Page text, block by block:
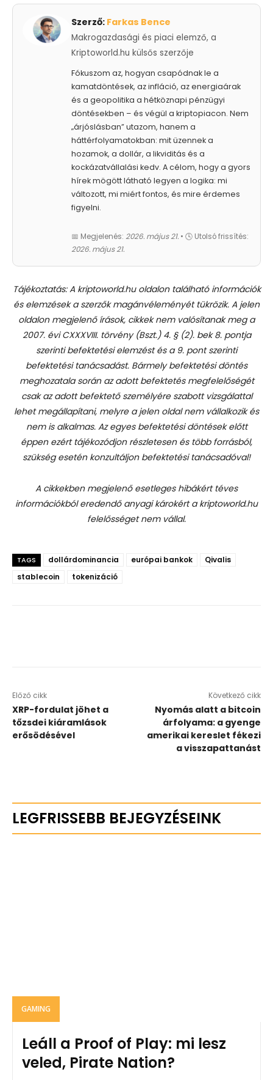
Szerző: Farkas Bence
Makrogazdasági és piaci elemző, a
Kriptoworld.hu külsős szerzője
Fókuszom az, hogyan csapódnak le a
kamatdöntések, az infláció, az energiaárak
és a geopolitika a hétköznapi pénzügyi
döntésekben – és végül a kriptopiacon. Nem
„árjóslásban” utazom, hanem a
háttérfolyamatokban: mit üzennek a
hozamok, a dollár, a likviditás és a
kockázatvállalási kedv. A célom, hogy a gyors
hírek mögött látható legyen a logika: mi
változott, mi miért fontos, és mire érdemes
figyelni.
📅 Megjelenés: 2026. május 21. • 🕓 Utolsó frissítés:
2026. május 21.
Tájékoztatás: A kriptoworld.hu oldalon található információk
és elemzések a szerzők magánvéleményét tükrözik. A jelen
oldalon megjelenő írások, cikkek nem valósítanak meg a
2007. évi CXXXVIII. törvény (Bszt.) 4. § (2). bek 8. pontja
szerinti befektetési elemzést és a 9. pont szerinti
befektetési tanácsadást. Bármely befektetési döntés
meghozatala során az adott befektetés megfelelőségét
csak az adott befektető személyére szabott vizsgálattal
lehet megállapítani, melyre a jelen oldal nem vállalkozik és
nem is alkalmas. Az egyes befektetési döntések előtt
éppen ezért tájékozódjon részletesen és több forrásból,
szükség esetén konzultáljon befektetési tanácsadóval!
A cikkekben megjelenő esetleges hibákért téves
információkból eredendő anyagi károkért a kriptoworld.hu
felelősséget nem vállal.
TAGS dollárdominancia európai bankok
Qivalis
stablecoin
tokenizáció
Előző cikk
XRP-fordulat jöhet a
tőzsdei kiáramlások
erősödésével
Következő cikk
Nyomás alatt a bitcoin
árfolyama: a gyenge
amerikai kereslet fékezi
a visszapattanást
LEGFRISSEBB BEJEGYZÉSEINK
GAMING
Leáll a Proof of Play: mi lesz
veled, Pirate Nation?